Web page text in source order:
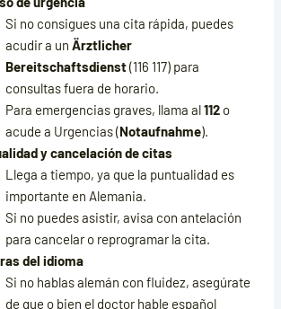
Si no consigues una cita rápida, puedes
acudir a un Ärztlicher
Bereitschaftsdienst(116 117) para
consultas fuera de horario.
Para emergencias graves, llama al112o
acude a Urgencias (Notaufnahme).
y cancelación de citas
Llega a tiempo, ya que la puntualidad es
importante en Alemania.
Si no puedes asistir, avisa con antelación
para cancelar o reprogramar la cita.
del idioma
Si no hablas alemán con fluidez, asegúrate
de que o bien el doctor hable español